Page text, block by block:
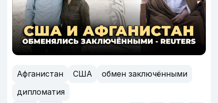
Афганистан США
обмен заключёнными
дипломатия